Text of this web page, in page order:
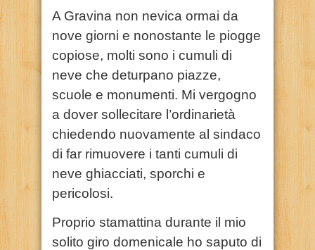
A Gravina non nevica ormai da
nove giorni e nonostante le piogge
copiose, molti sono i cumuli di
neve che deturpano piazze,
scuole e monumenti. Mi vergogno
a dover sollecitare l’ordinarietà
chiedendo nuovamente al sindaco
di far rimuovere i tanti cumuli di
neve ghiacciati, sporchi e
pericolosi.
Proprio stamattina durante il mio
solito giro domenicale ho saputo di